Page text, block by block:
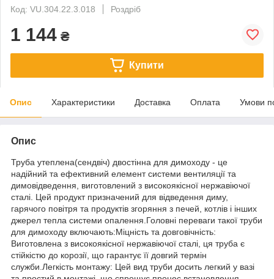
Код: VU.304.22.3.018
Роздріб
1 144 ₴
Купити
Опис Характеристики Доставка Оплата Умови
Опис
Труба утеплена(сендвіч) двостінна для димоходу - це
надійний та ефективний елемент системи вентиляції та
димовідведення, виготовлений з високоякісної нержавіючої
сталі. Цей продукт призначений для відведення диму,
гарячого повітря та продуктів згоряння з печей, котлів і інших
джерел тепла системи опалення.Головні переваги такої труби
для димоходу включають:Міцність та довговічність:
Виготовлена з високоякісної нержавіючої сталі, ця труба є
стійкістю до корозії, що гарантує її довгий термін
служби.Легкість монтажу: Цей вид труби досить легкий у вазі